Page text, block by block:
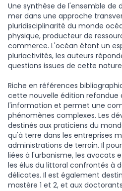
Une synthèse de l'ensemble de
mer dans une approche
pluridisciplinarité du monde
physique, producteur de
commerce. L'océan étant un
pluriactivités, les auteurs
questions issues de cette
Riche en références
cette nouvelle édition refondue
l'information et permet une
phénomènes complexes. Les
destinés aux praticiens du
qu'à terre dans les entreprises
administrations de terrain. Il
liées à l'urbanisme, les avocats
les élus du littoral confrontés à
délicates. Il est également
mastère 1 et 2, et aux